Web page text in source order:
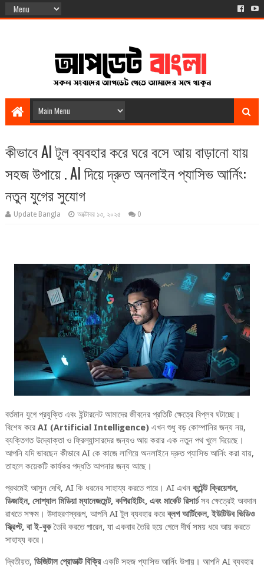
কীভাবে AI টুল ব্যবহার করে ঘরে বসে আয় বাড়ানো যায়
সহজ উপায়ে . AI দিয়ে দ্রুত অনলাইন প্যাসিভ আর্নিং:
নতুন যুগের সুযোগ
Update Bangla অক্টোবর ১৩, ২০২৫ 0
বর্তমান যুগে প্রযুক্তি এবং ইন্টারনেট আমাদের জীবনের প্রতিটি ক্ষেত্রে বিপ্লব ঘটাচ্ছে।
বিশেষ করে AI (Artificial Intelligence)এখন শুধু বড় কোম্পানির জন্য নয়,
ব্যক্তিগত উদ্যোক্তা ও ফ্রিল্যান্সারদের জন্যও আয় করার এক নতুন পথ খুলে দিয়েছে।
আপনি যদি ভাবছেন কীভাবে AI কে কাজে লাগিয়ে অনলাইনে দ্রুত প্যাসিভ আর্নিং করা যায়,
তাহলে কয়েকটি কার্যকর পদ্ধতি আপনার জন্য আছে।
প্রথমেই আসুন দেখি, AI কি ধরনের সাহায্য করতে পারে। AI এখন কন্টেন্ট ক্রিয়েশন,
ডিজাইন, সোশ্যাল মিডিয়া ম্যানেজমেন্ট, কপিরাইটিং, এবং মার্কেট রিসার্চসব ক্ষেত্রেই অবদান
রাখতে সক্ষম। উদাহরণস্বরূপ, আপনি AI টুল ব্যবহার করেব্লগ আর্টিকেল, ইউটিউব ভিডিও
স্ক্রিপ্ট, বা ই-বুকতৈরি করতে পারেন, যা একবার তৈরি হয়ে গেলে দীর্ঘ সময় ধরে আয় করতে
সাহায্য করে।
দ্বিতীয়ত, ডিজিটাল প্রোডাক্ট বিক্রিএকটি সহজ প্যাসিভ আর্নিং উপায়। আপনি AI ব্যবহার